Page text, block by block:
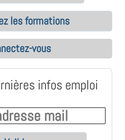
les formations
vous
infos emploi